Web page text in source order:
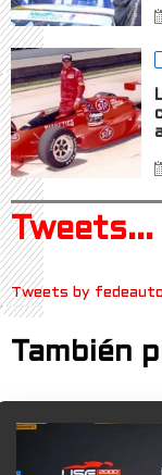
Tweets...
Tweets by
También